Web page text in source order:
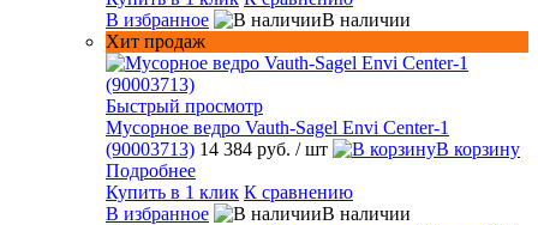
В избранное
В наличии
Хит продаж
Быстрый просмотр
Мусорное ведро Vauth-Sagel Envi Center-1
(90003713) 14 384 руб. / шт
В корзину
Подробнее
Купить в 1 клик К сравнению
В избранное
В наличии